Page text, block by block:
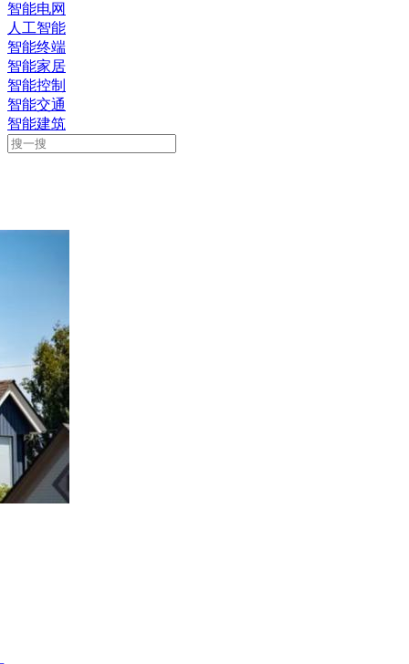
智能电网
人工智能
智能终端
智能家居
智能控制
智能交通
智能建筑